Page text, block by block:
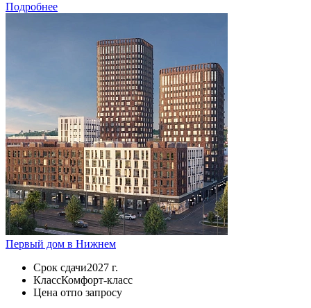
Подробнее
Первый дом в Нижнем
Срок сдачи2027 г.
КлассКомфорт-класс
Цена отпо запросу